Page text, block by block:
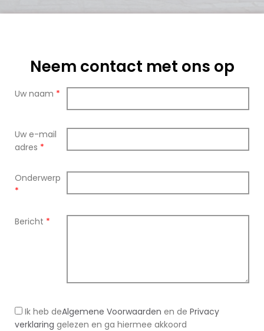
Neem contact met ons op
Uw naam *
Uw e-mail
adres *
Onderwerp
*
Bericht *
Ik heb deAlgemene Voorwaarden en de Privacy
verklaring gelezen en ga hiermee akkoord